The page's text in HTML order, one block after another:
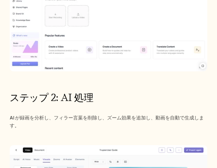
ステップ 2: AI 処理
AI が録画を分析し、フィラー言葉を削除し、ズーム効果を追加し、動画を自動で生成しま
す。